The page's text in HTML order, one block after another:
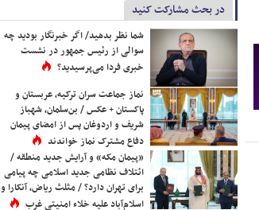
در بحث مشارکت کنید
شما نظر بدهید/ اگر خبرنگار بودید چه
سوالی از رئیس جمهور در نشست
خبری فردا می‌پرسیدید؟
نماز جماعت سران ترکیه، عربستان و
پاکستان + عکس / بن‌سلمان، شهباز
شریف و اردوغان پس از امضای پیمان
دفاع مشترک نماز خواندند
«پیمان مکه» و آرایش جدید منطقه /
ائتلاف نظامی جدید اسلامی چه پیامی
برای تهران دارد؟ / مثلث ریاض، آنکارا و
اسلام‌آباد علیه خلاء امنیتی غرب